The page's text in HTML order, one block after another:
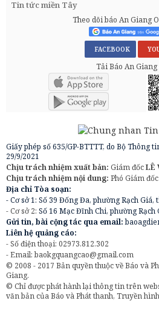
Tin tức miền Tây
Theo dõi báo An Giang
FACEBOOK
Tải Báo An Giang
Giấy phép số 635/GP-BTTTT, do Bộ Thông
29/9/2021
Chịu trách nhiệm xuất bản: Giám đốcLÊ
Chịu trách nhiệm nội dung: Phó Giám đốc
Địa chỉ Tòa soạn:
- Cơ sở 1: Số 39 Đống Đa, phường Rạch Giá,
- Cơ sở 2: Số 16 Mạc Đĩnh Chi, phường Rạch
Gửi tin, bài cộng tác qua email:
Liên hệ quảng cáo:
- Số điện thoại: 02973.812.302
- Email:baokgquangcao@gmail.com
© 2008 - 2017 Bản quyền thuộc về Báo và
Giang.
© Chỉ được phát hành lại thông tin trên
văn bản của Báo và Phát thanh, Truyền